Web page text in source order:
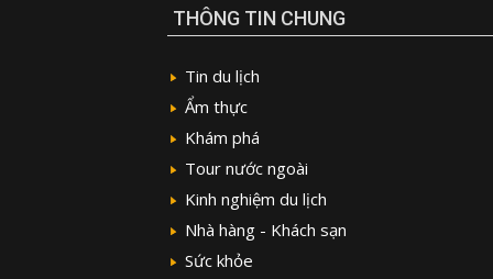
THÔNG TIN CHUNG
Tin du lịch
Ẩm thực
Khám phá
Tour nước ngoài
Kinh nghiệm du lịch
Nhà hàng - Khách sạn
Sức khỏe